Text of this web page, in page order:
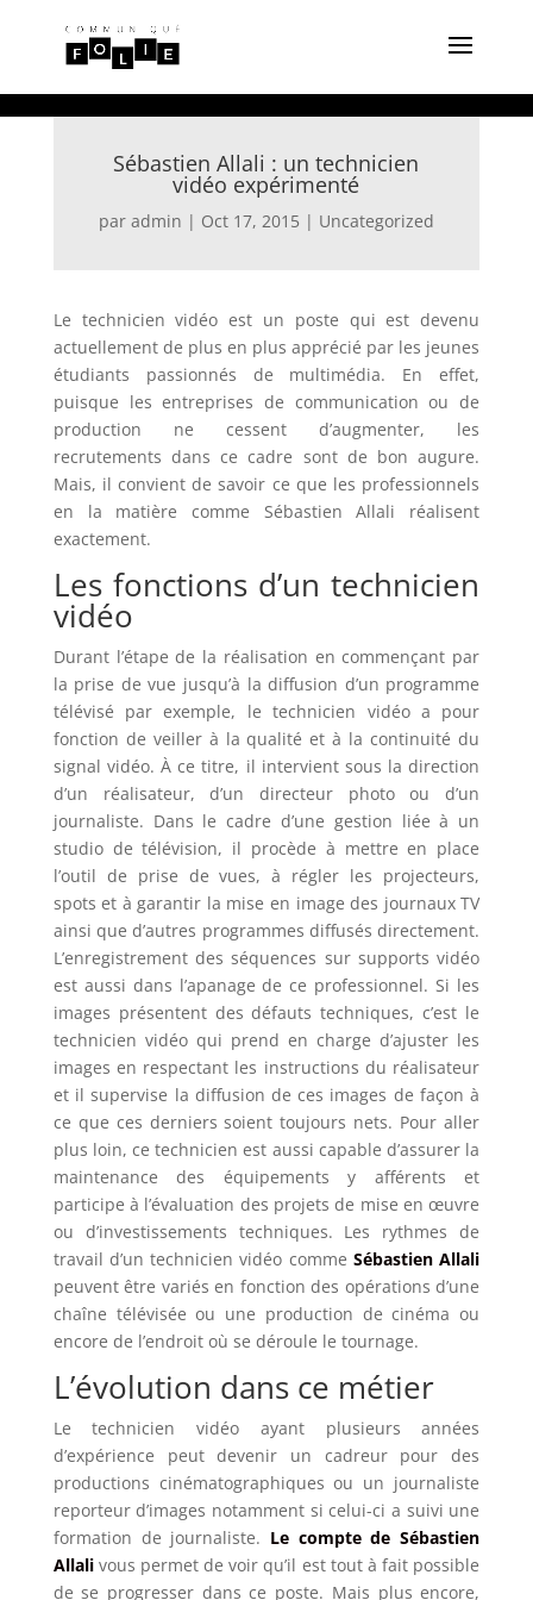
Sébastien Allali : un technicien
vidéo expérimenté
par admin | Oct 17, 2015 | Uncategorized
Le technicien vidéo est un poste qui est devenu
actuellement de plus en plus apprécié par les jeunes
étudiants passionnés de multimédia. En effet,
puisque les entreprises de communication ou de
production ne cessent d’augmenter, les
recrutements dans ce cadre sont de bon augure.
Mais, il convient de savoir ce que les professionnels
en la matière comme Sébastien Allali réalisent
exactement.
Les fonctions d’un technicien
vidéo
Durant l’étape de la réalisation en commençant par
la prise de vue jusqu’à la diffusion d’un programme
télévisé par exemple, le technicien vidéo a pour
fonction de veiller à la qualité et à la continuité du
signal vidéo. À ce titre, il intervient sous la direction
d’un réalisateur, d’un directeur photo ou d’un
journaliste. Dans le cadre d’une gestion liée à un
studio de télévision, il procède à mettre en place
l’outil de prise de vues, à régler les projecteurs,
spots et à garantir la mise en image des journaux TV
ainsi que d’autres programmes diffusés directement.
L’enregistrement des séquences sur supports vidéo
est aussi dans l’apanage de ce professionnel. Si les
images présentent des défauts techniques, c’est le
technicien vidéo qui prend en charge d’ajuster les
images en respectant les instructions du réalisateur
et il supervise la diffusion de ces images de façon à
ce que ces derniers soient toujours nets. Pour aller
plus loin, ce technicien est aussi capable d’assurer la
maintenance des équipements y afférents et
participe à l’évaluation des projets de mise en œuvre
ou d’investissements techniques. Les rythmes de
travail d’un technicien vidéo comme Sébastien Allali
peuvent être variés en fonction des opérations d’une
chaîne télévisée ou une production de cinéma ou
encore de l’endroit où se déroule le tournage.
L’évolution dans ce métier
Le technicien vidéo ayant plusieurs années
d’expérience peut devenir un cadreur pour des
productions cinématographiques ou un journaliste
reporteur d’images notamment si celui-ci a suivi une
formation de journaliste. Le compte de Sébastien
Allalivous permet de voir qu’il est tout à fait possible
de se progresser dans ce poste. Mais plus encore,